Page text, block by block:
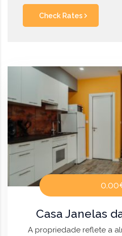
Check Rates
Casa Janelas
A propriedade reflete a